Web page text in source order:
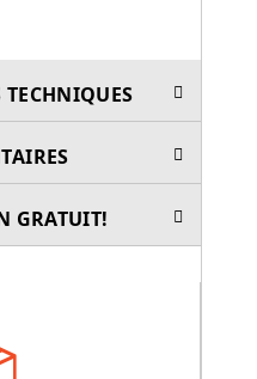
GRATUIT!